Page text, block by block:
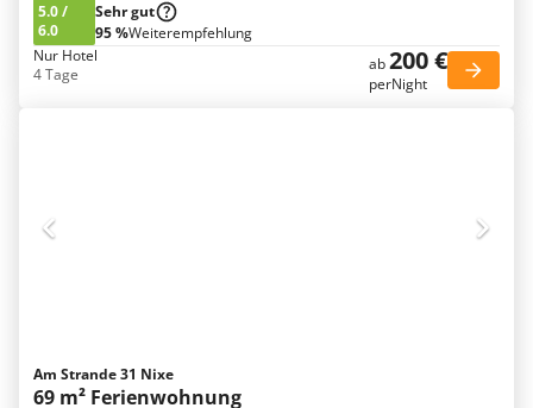
5.0/
6.0
Sehr gut
95 %Weiterempfehlung
Nur Hotel
4 Tage
ab200 €
perNight
Am Strande 31 Nixe
69 m² Ferienwohnung